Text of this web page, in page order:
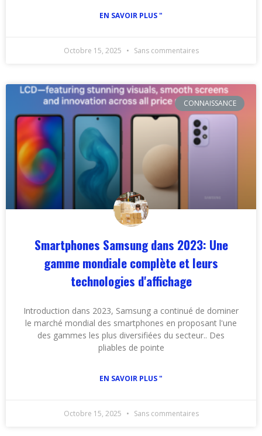
EN SAVOIR PLUS "
Octobre 15, 2025 Sans commentaires
CONNAISSANCE
Smartphones Samsung dans 2023: Une
gamme mondiale complète et leurs
technologies d'affichage
Introduction dans 2023, Samsung a continué de dominer
le marché mondial des smartphones en proposant l'une
des gammes les plus diversifiées du secteur.. Des
pliables de pointe
EN SAVOIR PLUS "
Octobre 15, 2025 Sans commentaires